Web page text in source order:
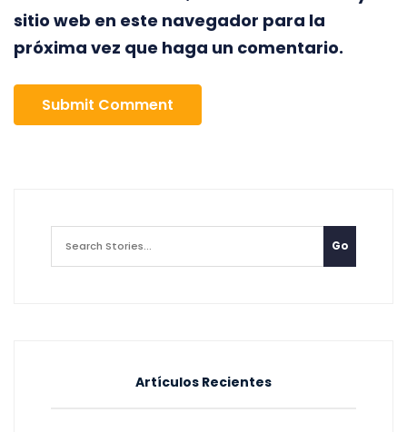
sitio web en este navegador para la
próxima vez que haga un comentario.
Artículos Recientes